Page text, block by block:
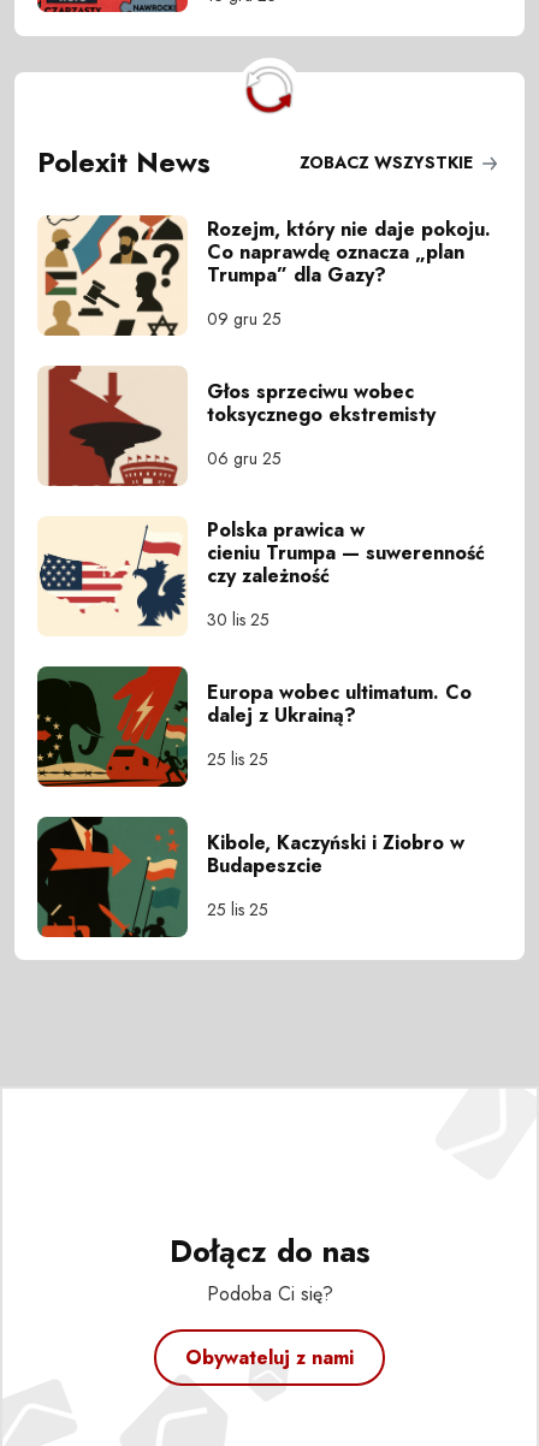
Polexit News ZOBACZ WSZYSTKIE
Rozejm, który nie daje pokoju.
Co naprawdę oznacza „plan
Trumpa” dla Gazy?
09 gru 25
Głos sprzeciwu wobec
toksycznego ekstremisty
06 gru 25
Polska prawica w
cieniu Trumpa — suwerenność
czy zależność
30 lis 25
Europa wobec ultimatum. Co
dalej z Ukrainą?
25 lis 25
Kibole, Kaczyński i Ziobro w
Budapeszcie
25 lis 25
Dołącz do nas
Podoba Ci się?
Obywateluj z nami